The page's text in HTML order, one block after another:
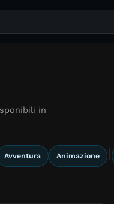
registi, generi e temi.
in
Avventura Animazione